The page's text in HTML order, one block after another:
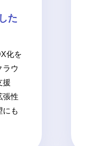
た
化を
ラウ
援
張性
にも